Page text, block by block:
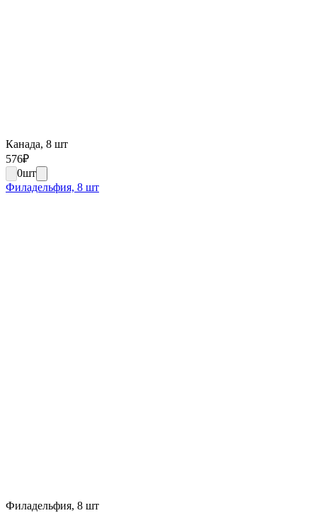
Канада, 8 шт
576₽
0шт
Филадельфия, 8 шт
Филадельфия, 8 шт